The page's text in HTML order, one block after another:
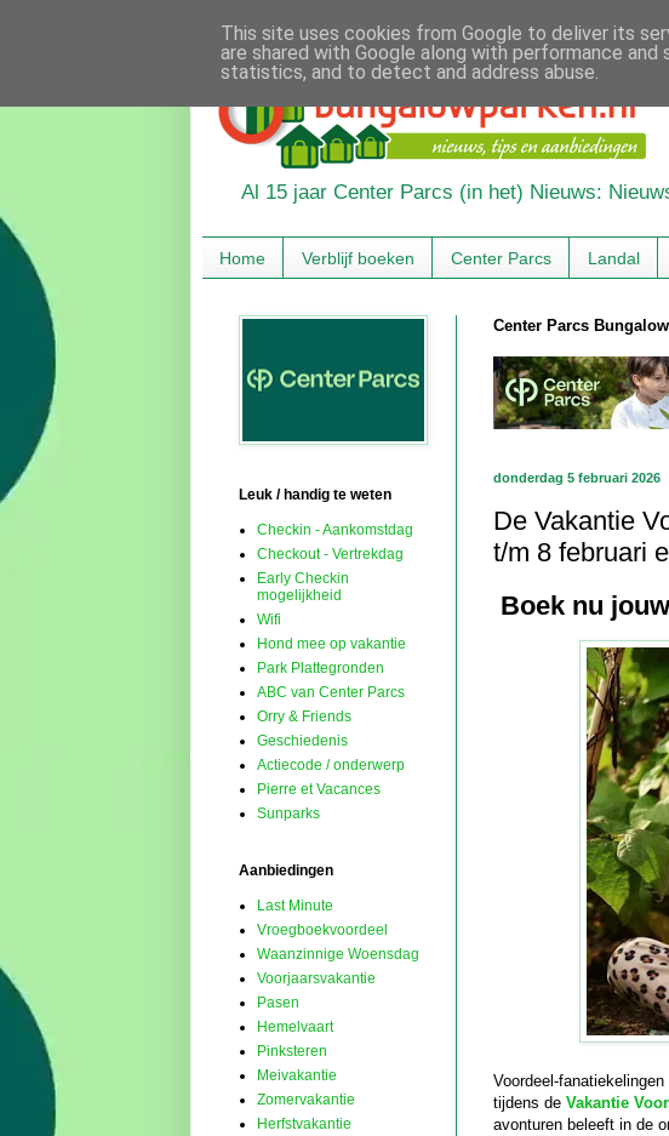
Al 15 jaar Center Parcs (in het) Nieuws:
Home Verblijf boeken Center Parcs Landal
Center Parcs
donderdag 5 februari 2026
De Vakantie
t/m 8 februari
Boek nu
Voordeel-
tijdens de Vakantie
avonturen beleeft in de
Leuk / handig te weten
Checkin - Aankomstdag
Checkout - Vertrekdag
Early Checkin
mogelijkheid
Wifi
Hond mee op vakantie
Park Plattegronden
ABC van Center Parcs
Orry & Friends
Geschiedenis
Actiecode / onderwerp
Pierre et Vacances
Sunparks
Aanbiedingen
Last Minute
Vroegboekvoordeel
Waanzinnige Woensdag
Voorjaarsvakantie
Pasen
Hemelvaart
Pinksteren
Meivakantie
Zomervakantie
Herfstvakantie
This site uses cookies from Google to deliver its
are shared with Google along with performance
statistics, and to detect and address abuse.